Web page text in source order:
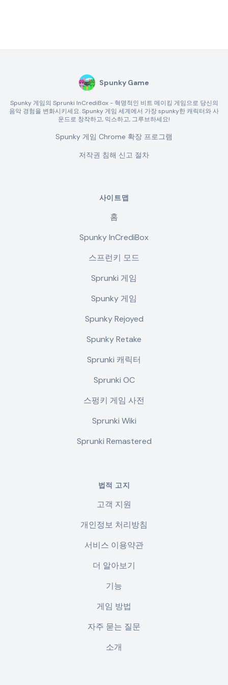
Spunky Game
Spunky 게임의 Sprunki InCrediBox - 혁명적인 비트 메이킹 게임으로 당신의
음악 경험을 변화시키세요. Spunky 게임 세계에서 가장 spunky한 캐릭터와 사
운드로 창작하고, 믹스하고, 그루브하세요!
Spunky 게임 Chrome 확장 프로그램
저작권 침해 신고 절차
사이트맵
홈
Spunky InCrediBox
스프런키 모드
Sprunki 게임
Spunky 게임
Spunky Rejoyed
Spunky Retake
Sprunki 캐릭터
Sprunki OC
스펑키 게임 사전
Sprunki Wiki
Sprunki Remastered
법적 고지
고객 지원
개인정보 처리방침
서비스 이용약관
더 알아보기
기능
게임 방법
자주 묻는 질문
소개